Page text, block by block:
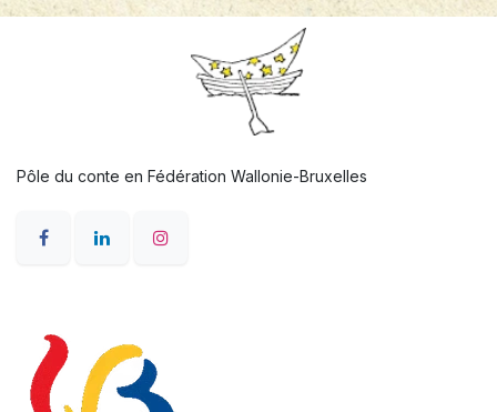
Pôle du conte en Fédération Wallonie-Bruxelles